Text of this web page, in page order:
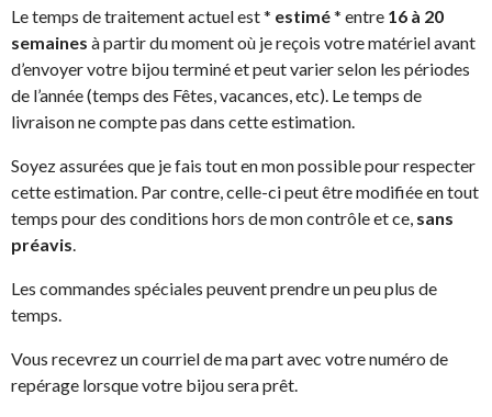
Le temps de traitement actuel est * estimé* entre 16 à 20
semaines à partir du moment où je reçois votre matériel avant
d’envoyer votre bijou terminé et peut varier selon les périodes
de l’année (temps des Fêtes, vacances, etc). Le temps de
livraison ne compte pas dans cette estimation.
Soyez assurées que je fais tout en mon possible pour respecter
cette estimation. Par contre, celle-ci peut être modifiée en tout
temps pour des conditions hors de mon contrôle et ce, sans
préavis.
Les commandes spéciales peuvent prendre un peu plus de
temps.
Vous recevrez un courriel de ma part avec votre numéro de
repérage lorsque votre bijou sera prêt.